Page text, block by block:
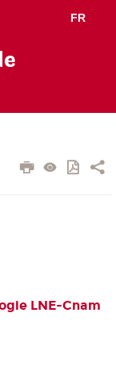
FR
LNE-Cnam